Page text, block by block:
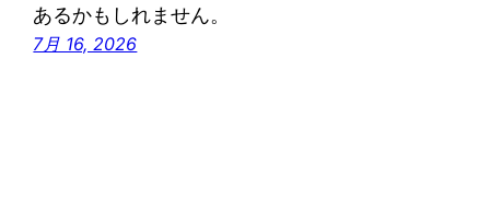
あるかもしれません。
7月 16, 2026